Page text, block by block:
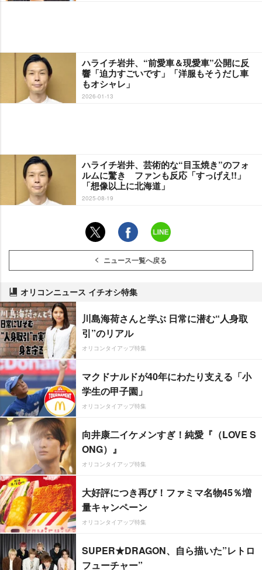
ハライチ岩井、“前愛車＆現愛車”公開に反
響「迫力すごいです」「洋服もそうだし車
もオシャレ」
2026-01-13
ハライチ岩井、芸術的な“目玉焼き”のフォ
ルムに驚き ファンも反応「すっげえ!!」
「想像以上に北海道」
2025-08-19
ニュース一覧へ戻る
オリコンニュース イチオシ特集
川島海荷さんと学ぶ 日常に潜む“人身取
引”のリアル
オリコンタイアップ特集
マクドナルドが40年にわたり支える「小
学生の甲子園」
オリコンタイアップ特集
向井康二イケメンすぎ！純愛『（LOVE S
ONG）』
オリコンタイアップ特集
大好評につき再び！ファミマ名物45％増
量キャンペーン
オリコンタイアップ特集
SUPER★DRAGON、自ら描いた”レトロ
フューチャー”